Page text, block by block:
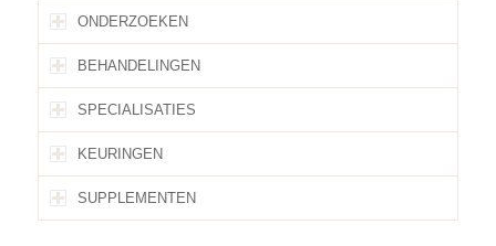
ONDERZOEKEN
BEHANDELINGEN
SPECIALISATIES
KEURINGEN
SUPPLEMENTEN